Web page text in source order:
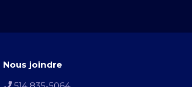
Nous joindre